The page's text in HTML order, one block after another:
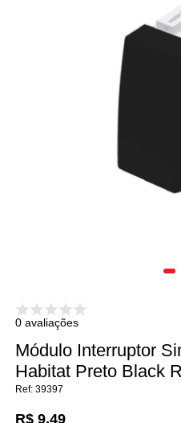
0 avaliações
Módulo Interruptor
Habitat Preto Black
39397
R$ 9,49